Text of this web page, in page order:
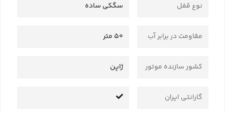
نوع قفل سگکی ساده
مقاومت در برابر آب 50 متر
کشور سازنده موتور ژاپن
گارانتی ایران